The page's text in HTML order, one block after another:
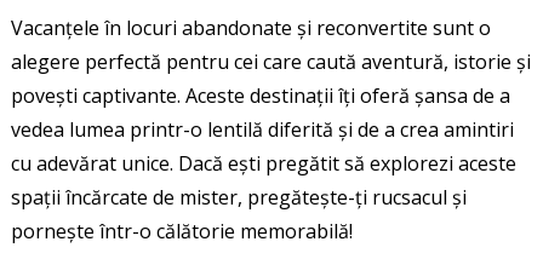
Vacanțele în locuri abandonate și reconvertite sunt o
alegere perfectă pentru cei care caută aventură, istorie și
povești captivante. Aceste destinații îți oferă șansa de a
vedea lumea printr-o lentilă diferită și de a crea amintiri
cu adevărat unice. Dacă ești pregătit să explorezi aceste
spații încărcate de mister, pregătește-ți rucsacul și
pornește într-o călătorie memorabilă!